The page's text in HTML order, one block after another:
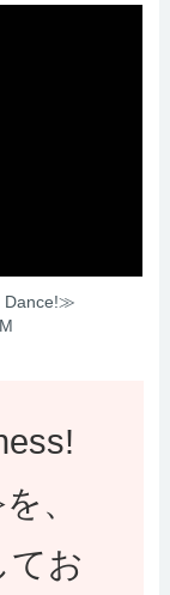
Dance!≫
、
てお